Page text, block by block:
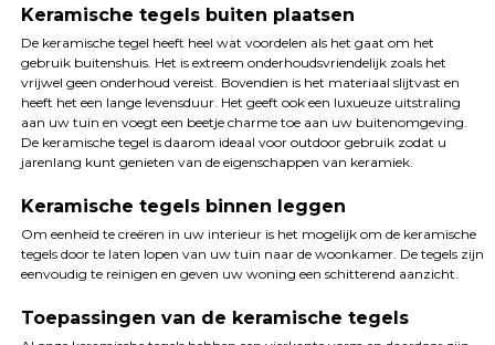
Keramische tegels buiten plaatsen
De keramische tegel heeft heel wat voordelen als het gaat om het
gebruik buitenshuis. Het is extreem onderhoudsvriendelijk zoals het
vrijwel geen onderhoud vereist. Bovendien is het materiaal slijtvast en
heeft het een lange levensduur. Het geeft ook een luxueuze uitstraling
aan uw tuin en voegt een beetje charme toe aan uw buitenomgeving.
De keramische tegel is daarom ideaal voor outdoor gebruik zodat u
jarenlang kunt genieten van de eigenschappen van keramiek.
Keramische tegels binnen leggen
Om eenheid te creëren in uw interieur is het mogelijk om de keramische
tegels door te laten lopen van uw tuin naar de woonkamer. De tegels zijn
eenvoudig te reinigen en geven uw woning een schitterend aanzicht.
Toepassingen van de keramische tegels